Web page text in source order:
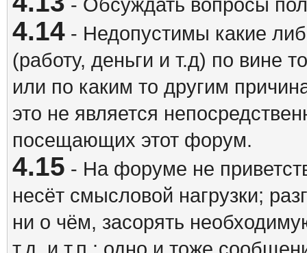
4.14- Недопустимы какие
(работу, деньги и т.д) по вине
или по каким то другим
это не является
посещающих этот форум.
4.15 - На форуме не
несёт смысловой нагрузки;
ни о чём, засорять